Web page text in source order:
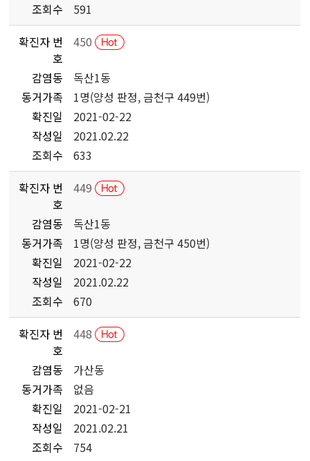
조회수
591
확진자 번
호
450
감염동
독산1동
동거가족
1명(양성 판정, 금천구 449번)
확진일
2021-02-22
작성일
2021.02.22
조회수
633
확진자 번
호
449
감염동
독산1동
동거가족
1명(양성 판정, 금천구 450번)
확진일
2021-02-22
작성일
2021.02.22
조회수
670
확진자 번
호
448
감염동
가산동
동거가족
없음
확진일
2021-02-21
작성일
2021.02.21
조회수
754